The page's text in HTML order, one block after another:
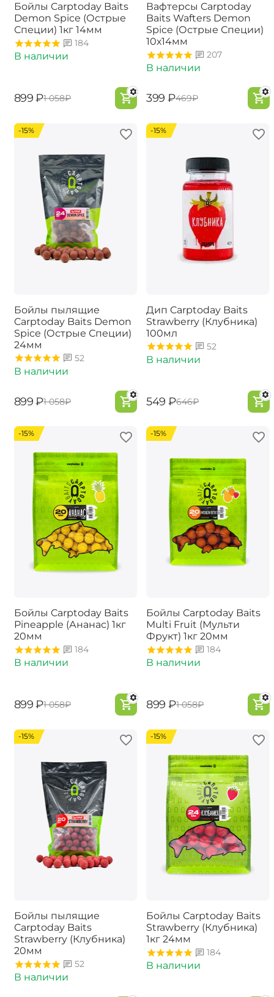
Бойлы Carptoday Baits
Demon Spice (Острые
Специи) 1кг 14мм
184
В наличии
‍899‍ ₽‍1 058‍₽
Вафтерсы Carptoday
Baits Wafters Demon
Spice (Острые Специи)
10х14мм
207
В наличии
‍399‍ ₽‍469‍₽
-15%
Бойлы пылящие
Carptoday Baits Demon
Spice (Острые Специи)
24мм
52
В наличии
‍899‍ ₽‍1 058‍₽
-15%
Дип Carptoday Baits
Strawberry (Клубника)
100мл
52
В наличии
‍549‍ ₽‍646‍₽
-15%
Бойлы Carptoday Baits
Pineapple (Ананас) 1кг
20мм
184
В наличии
‍899‍ ₽‍1 058‍₽
-15%
Бойлы Carptoday Baits
Multi Fruit (Мульти
Фрукт) 1кг 20мм
184
В наличии
‍899‍ ₽‍1 058‍₽
-15%
Бойлы пылящие
Carptoday Baits
Strawberry (Клубника)
20мм
52
В наличии
-15%
Бойлы Carptoday Baits
Strawberry (Клубника)
1кг 24мм
184
В наличии